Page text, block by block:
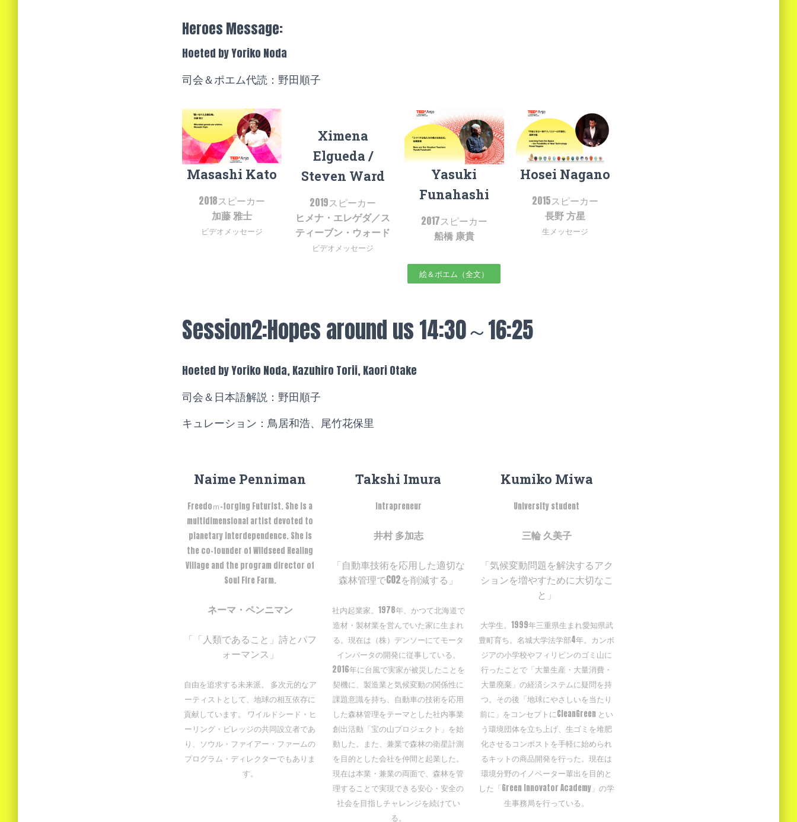
Heroes Message:
Hoeted by Yoriko Noda
司会＆ポエム代読：野田順子
Masashi Kato
2018スピーカー
加藤 雅士
ビデオメッセージ
Ximena
Elgueda /
Steven Ward
2019スピーカー
ヒメナ・エレゲダ／ス
ティーブン・ウォード
ビデオメッセージ
Yasuki
Funahashi
2017スピーカー
船橋 康貴
絵＆ポエム（全文）
Hosei Nagano
2015スピーカー
長野 方星
生メッセージ
Session2:Hopes around us 14:30～16:25
Hoeted by Yoriko Noda, Kazuhiro Torii, Kaori Otake
司会＆日本語解説：野田順子
キュレーション：鳥居和浩、 尾竹花保里
Naime Penniman
Freedoｍ-forging Futurist. She is a
multidimensional artist devoted to
planetary interdependence. She is
the co-founder of Wildseed Healing
Village and the program director of
Soul Fire Farm.
ネーマ・ペンニマン
「「人類であること」詩とパフ
ォーマンス」
自由を追求する未来派。 多次元的なア
ーティストとして、地球の相互依存に
貢献しています。 ワイルドシード・ヒ
ーリング・ビレッジの共同設立者であ
り、ソウル・ファイアー・ファームの
プログラム・ディレクターでもありま
す。
Takshi Imura
Intrapreneur
井村 多加志
「自動車技術を応用した適切な
森林管理でCO2を削減する」
社内起業家。1978年、かつて北海道で
造材・製材業を営んでいた家に生まれ
る。現在は（株）デンソーにてモータ
インバータの開発に従事している。
2016年に台風で実家が被災したことを
契機に、製造業と気候変動の関係性に
課題意識を持ち、自動車の技術を応用
した森林管理をテーマとした社内事業
創出活動「宝の山プロジェクト」を始
動した。また、兼業で森林の衛星計測
を目的とした会社を仲間と起業した。
現在は本業・兼業の両面で、森林を管
理することで実現できる安心・安全の
社会を目指しチャレンジを続けてい
る。
Kumiko Miwa
University student
三輪 久美子
「気候変動問題を解決するアク
ションを増やすために大切なこ
と」
大学生。1999年三重県生まれ愛知県武
豊町育ち。名城大学法学部4年。カンボ
ジアの小学校やフィリピンのゴミ山に
行ったことで「大量生産・大量消費・
大量廃棄」の経済システムに疑問を持
つ。その後「地球にやさしいを当たり
前に」をコンセプトにCleanGreen とい
う環境団体を立ち上げ、生ゴミを堆肥
化させるコンポストを手軽に始められ
るキットの商品開発を行った。現在は
環境分野のイノベーター輩出を目的と
した「Green Innovator Academy」の学
生事務局を行っている。